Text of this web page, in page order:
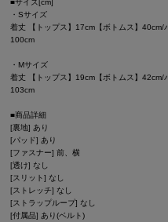
■サイズ[cm]
・Sサイズ
着丈 【トップス】17cm【ボトムス】
100cm
・Mサイズ
着丈 【トップス】19cm【ボトムス】
103cm
■商品詳細
[裏地] あり
[パッド] あり
[ファスナー] 前、横
[透け] なし
[スリット] なし
[ストレッチ] なし
[ストラップループ] なし
[付属品] あり(ベルト)